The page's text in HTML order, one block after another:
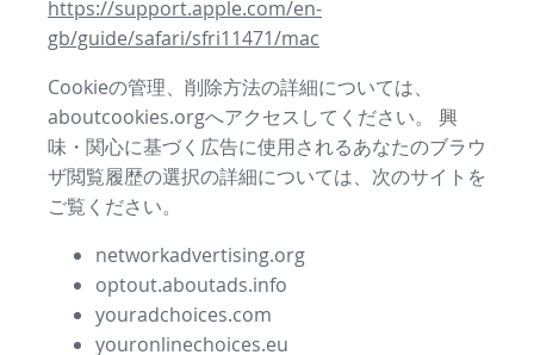
https://support.apple.com/en-
gb/guide/safari/sfri11471/mac
Cookieの管理、削除方法の詳細については、
aboutcookies.orgへアクセスしてください。 興
味・関心に基づく広告に使用されるあなたのブラウ
ザ閲覧履歴の選択の詳細については、次のサイトを
ご覧ください。
networkadvertising.org
optout.aboutads.info
youradchoices.com
youronlinechoices.eu